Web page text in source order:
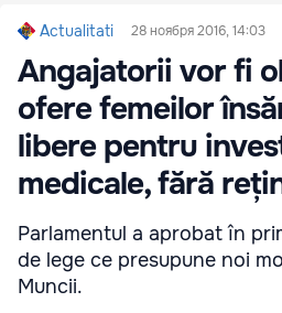
Actualitati 28 ноября 2016, 14:03
Angajatorii vor fi
ofere femeilor
libere pentru
medicale, fără
Parlamentul a aprobat în
de lege ce presupune noi
Muncii.